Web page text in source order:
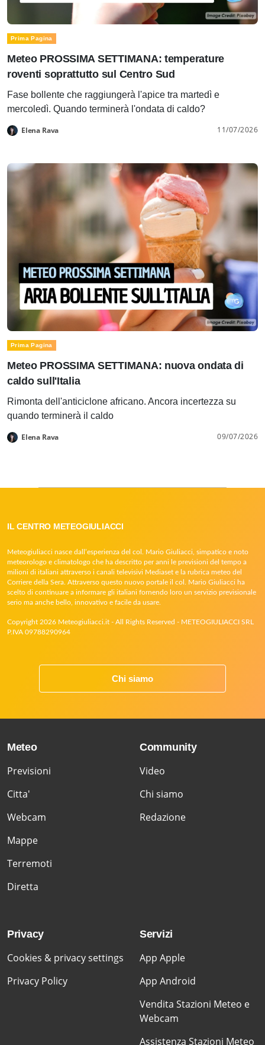
Prima Pagina
Meteo PROSSIMA SETTIMANA: temperature
roventi soprattutto sul Centro Sud
Fase bollente che raggiungerà l'apice tra martedì e
mercoledì. Quando terminerà l'ondata di caldo?
Elena Rava 11/07/2026
Prima Pagina
Meteo PROSSIMA SETTIMANA: nuova ondata di
caldo sull'Italia
Rimonta dell'anticiclone africano. Ancora incertezza su
quando terminerà il caldo
Elena Rava 09/07/2026
IL CENTRO METEOGIULIACCI
Meteogiuliacci nasce dall’esperienza del col. Mario Giuliacci, simpatico e noto
meteorologo e climatologo che ha descritto per anni le previsioni del tempo a
milioni di italiani attraverso i canali televisivi Mediaset e la rubrica meteo del
Corriere della Sera. Attraverso questo nuovo portale il col. Mario Giuliacci ha
scelto di continuare a informare gli italiani fornendo loro un servizio previsionale
serio ma anche bello, innovativo e facile da usare.
Copyright 2026 Meteogiuliacci.it - All Rights Reserved - METEOGIULIACCI SRL
P.IVA 09788290964
Chi siamo
Meteo
Previsioni
Citta'
Webcam
Mappe
Terremoti
Diretta
Community
Video
Chi siamo
Redazione
Privacy
Cookies & privacy settings
Privacy Policy
Servizi
App Apple
App Android
Vendita Stazioni Meteo e
Webcam
Assistenza Stazioni Meteo